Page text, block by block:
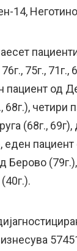
14,
пациенти
75г.,
пациент од
68г.), четири
(68г.,
еден